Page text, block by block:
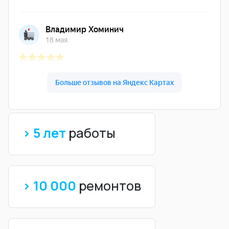
> 5 лет работы
> 10 000 ремонтов